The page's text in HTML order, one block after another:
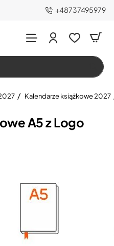
+48737495979
Kalendarze książkowe 2027
A5 z Logo